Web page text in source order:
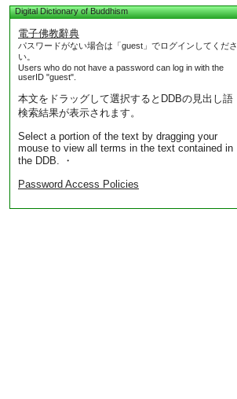
Digital Dictionary of Buddhism
電子佛教辭典
パスワードがない場合は「guest」でログインしてくださ
い。
Users who do not have a password can log in with the
userID "guest".
本文をドラッグして選択するとDDBの見出し語
検索結果が表示されます。
Select a portion of the text by dragging your
mouse to view all terms in the text contained in
the DDB. ・
Password Access Policies